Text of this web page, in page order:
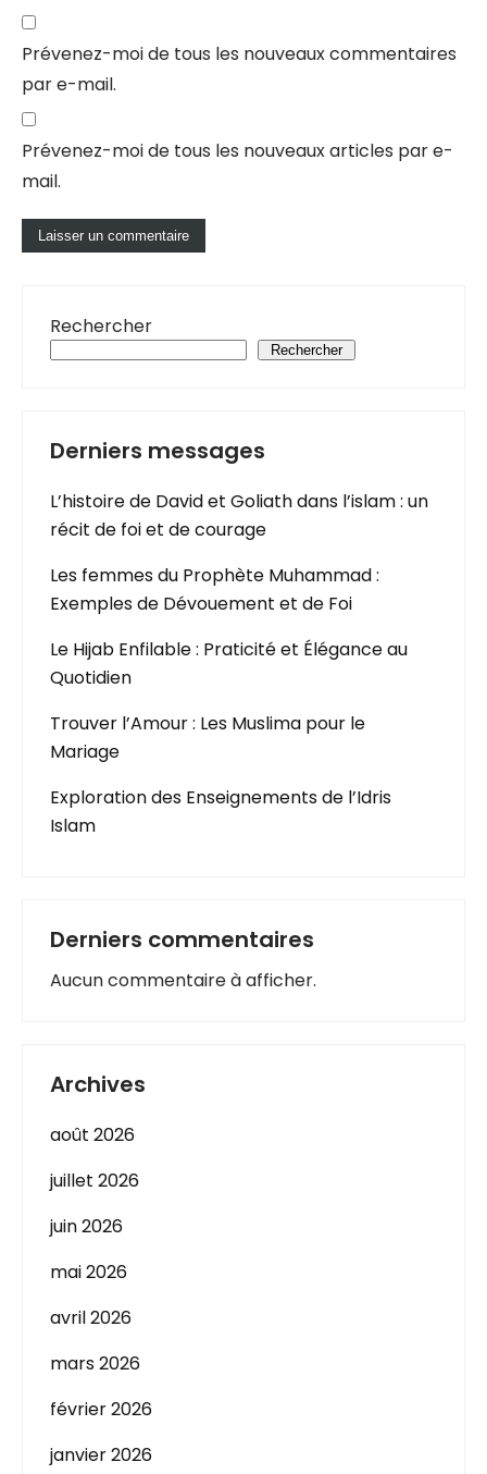
Prévenez-moi de tous les nouveaux commentaires
par e-mail.
Prévenez-moi de tous les nouveaux articles par e-
mail.
Rechercher
Rechercher
Derniers messages
L’histoire de David et Goliath dans l’islam : un
récit de foi et de courage
Les femmes du Prophète Muhammad :
Exemples de Dévouement et de Foi
Le Hijab Enfilable : Praticité et Élégance au
Quotidien
Trouver l’Amour : Les Muslima pour le
Mariage
Exploration des Enseignements de l’Idris
Islam
Derniers commentaires
Aucun commentaire à afficher.
Archives
août 2026
juillet 2026
juin 2026
mai 2026
avril 2026
mars 2026
février 2026
janvier 2026